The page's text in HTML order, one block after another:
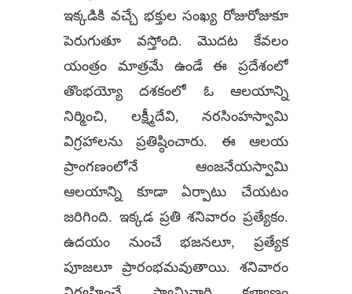
ఇక్కడికి వచ్చే భక్తుల సంఖ్య రోజురోజుకూ
పెరుగుతూ వస్తోంది. మొదట కేవలం
యంత్రం మాత్రమే ఉండే ఈ ప్రదేశంలో
తొంభయ్యో దశకంలో ఓ ఆలయాన్ని
నిర్మించి, లక్ష్మీదేవి, నరసింహస్వామి
విగ్రహాలను ప్రతిష్ఠించారు. ఈ ఆలయ
ప్రాంగణంలోనే ఆంజనేయస్వామి
ఆలయాన్ని కూడా ఏర్పాటు చేయటం
జరిగింది. ఇక్కడ ప్రతి శనివారం ప్రత్యేకం.
ఉదయం నుంచే భజనలూ, ప్రత్యేక
పూజలూ ప్రారంభమవుతాయి. శనివారం